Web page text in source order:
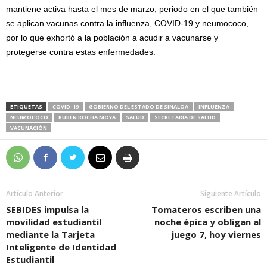
mantiene activa hasta el mes de marzo, periodo en el que también
se aplican vacunas contra la influenza, COVID-19 y neumococo,
por lo que exhortó a la población a acudir a vacunarse y
protegerse contra estas enfermedades.
ETIQUETAS COVID-19 GOBIERNO DEL ESTADO DE SINALOA
INFLUENZA
NEUMOCOCO
RUBÉN ROCHA MOYA SALUD
SECRETARÍA DE SALUD
VACUNACIÓN
Artículo Anterior
SEBIDES impulsa la
movilidad estudiantil
mediante la Tarjeta
Inteligente de Identidad
Estudiantil
Siguiente Artículo
Tomateros escriben una
noche épica y obligan al
juego 7, hoy viernes